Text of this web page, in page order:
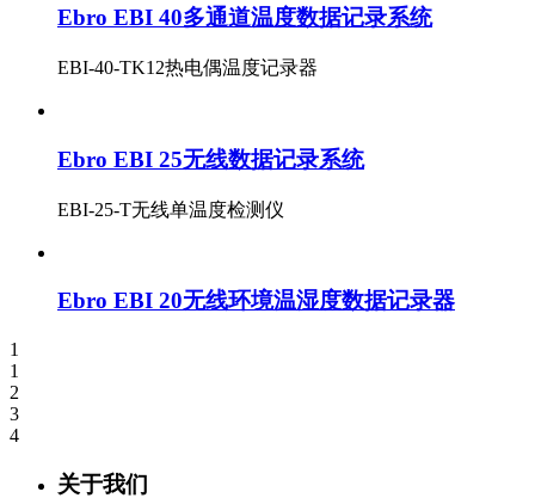
Ebro EBI 40多通道温度数据记录系统
EBI-40-TK12热电偶温度记录器
Ebro EBI 25无线数据记录系统
EBI-25-T无线单温度检测仪
Ebro EBI 20无线环境温湿度数据记录器
1
1
2
3
4
关于我们